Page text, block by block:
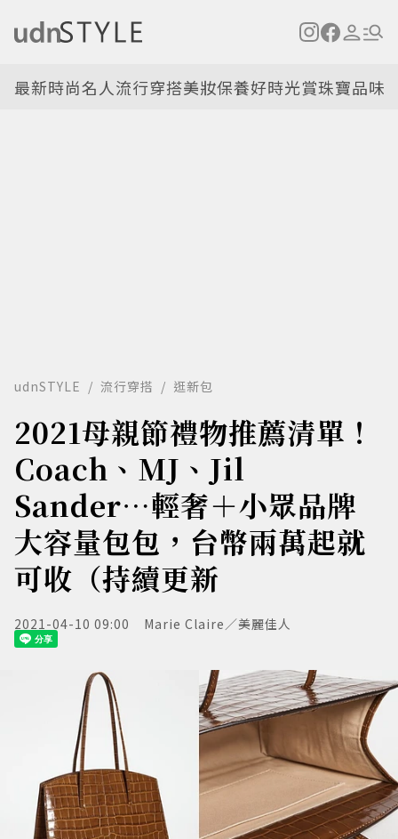
最新時尚名人流行穿搭美妝保養好時光賞珠寶品味
udnSTYLE 流行穿搭 逛新包
2021母親節禮物推薦清單！
Coach、MJ、Jil
Sander⋯輕奢＋小眾品牌
大容量包包，台幣兩萬起就
可收（持續更新
2021-04-10 09:00 Marie Claire／美麗佳人